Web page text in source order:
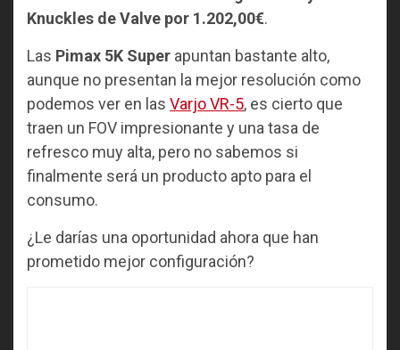
Knuckles de Valve por 1.202,00€.
Las Pimax 5K Super apuntan bastante alto,
aunque no presentan la mejor resolución como
podemos ver en las Varjo VR-5, es cierto que
traen un FOV impresionante y una tasa de
refresco muy alta, pero no sabemos si
finalmente será un producto apto para el
consumo.
¿Le darías una oportunidad ahora que han
prometido mejor configuración?